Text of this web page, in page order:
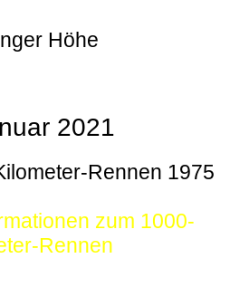
Höhe
2021
Rennen 1975
zum 1000-
Rennen